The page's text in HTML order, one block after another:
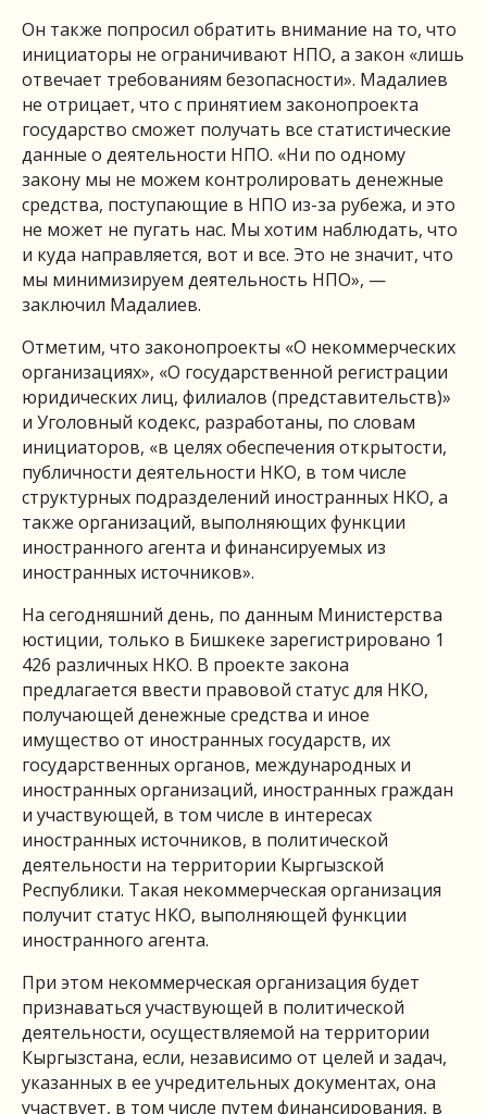
Он также попросил обратить внимание на то, что
инициаторы не ограничивают НПО, а закон «лишь
отвечает требованиям безопасности». Мадалиев
не отрицает, что с принятием законопроекта
государство сможет получать все статистические
данные о деятельности НПО. «Ни по одному
закону мы не можем контролировать денежные
средства, поступающие в НПО из-за рубежа, и это
не может не пугать нас. Мы хотим наблюдать, что
и куда направляется, вот и все. Это не значит, что
мы минимизируем деятельность НПО», —
заключил Мадалиев.
Отметим, что законопроекты «О некоммерческих
организациях», «О государственной регистрации
юридических лиц, филиалов (представительств)»
и Уголовный кодекс, разработаны, по словам
инициаторов, «в целях обеспечения открытости,
публичности деятельности НКО, в том числе
структурных подразделений иностранных НКО, а
также организаций, выполняющих функции
иностранного агента и финансируемых из
иностранных источников».
На сегодняшний день, по данным Министерства
юстиции, только в Бишкеке зарегистрировано 1
426 различных НКО. В проекте закона
предлагается ввести правовой статус для НКО,
получающей денежные средства и иное
имущество от иностранных государств, их
государственных органов, международных и
иностранных организаций, иностранных граждан
и участвующей, в том числе в интересах
иностранных источников, в политической
деятельности на территории Кыргызской
Республики. Такая некоммерческая организация
получит статус НКО, выполняющей функции
иностранного агента.
При этом некоммерческая организация будет
признаваться участвующей в политической
деятельности, осуществляемой на территории
Кыргызстана, если, независимо от целей и задач,
указанных в ее учредительных документах, она
участвует, в том числе путем финансирования, в